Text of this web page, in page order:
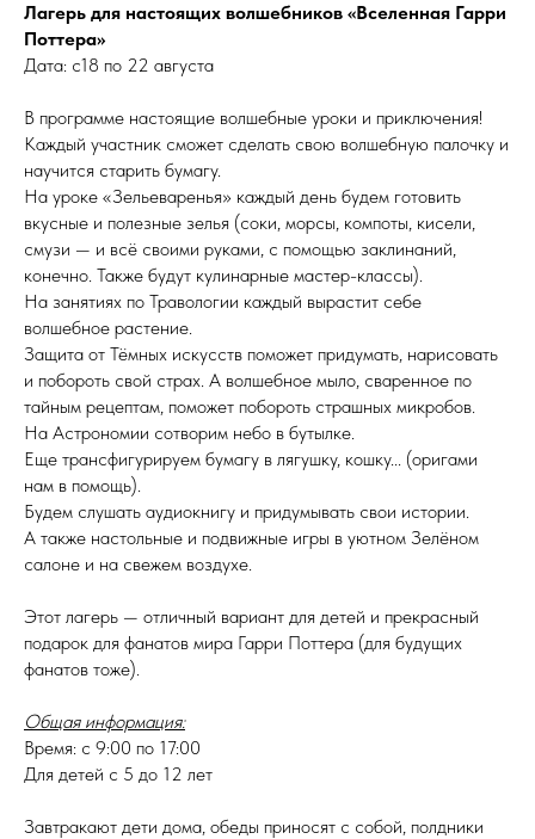
Лагерь для настоящих волшебников «Вселенная Гарри
Поттера»
Дата: с18 по 22 августа
В программе настоящие волшебные уроки и приключения!
Каждый участник сможет сделать свою волшебную палочку и
научится старить бумагу.
На уроке «Зельеваренья» каждый день будем готовить
вкусные и полезные зелья (соки, морсы, компоты, кисели,
смузи — и всё своими руками, с помощью заклинаний,
конечно. Также будут кулинарные мастер-классы).
На занятиях по Травологии каждый вырастит себе
волшебное растение.
Защита от Тёмных искусств поможет придумать, нарисовать
и побороть свой страх. А волшебное мыло, сваренное по
тайным рецептам, поможет побороть страшных микробов.
На Астрономии сотворим небо в бутылке.
Еще трансфигурируем бумагу в лягушку, кошку... (оригами
нам в помощь).
Будем слушать аудиокнигу и придумывать свои истории.
А также настольные и подвижные игры в уютном Зелёном
салоне и на свежем воздухе.
Этот лагерь — отличный вариант для детей и прекрасный
подарок для фанатов мира Гарри Поттера (для будущих
фанатов тоже).
Общая информация:
Время: с 9:00 по 17:00
Для детей с 5 до 12 лет
Завтракают дети дома, обеды приносят с собой, полдники